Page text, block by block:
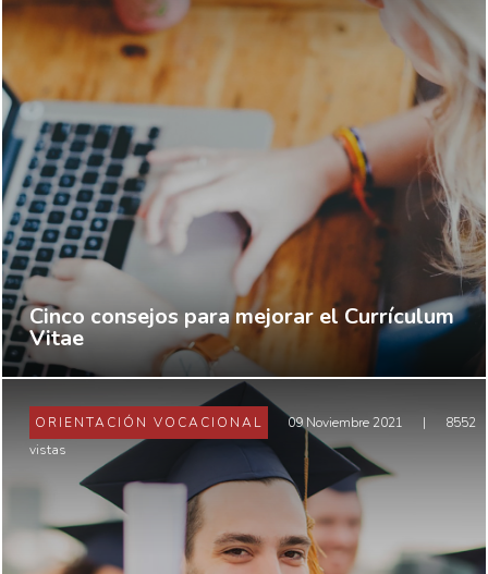
Cinco consejos para mejorar el Currículum
Vitae
ORIENTACIÓN VOCACIONAL 09 Noviembre 2021 |
8552
vistas